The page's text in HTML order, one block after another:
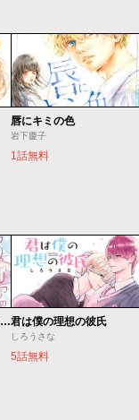
唇にキミの色
岩下慶子
1話無料
アメーリアの好奇的ロマンス君は僕の理想の彼氏
しろうさな
5話無料